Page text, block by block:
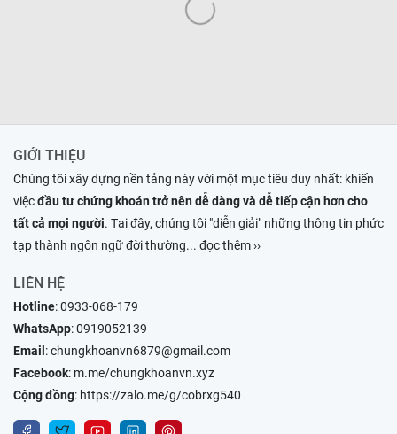
GIỚI THIỆU
Chúng tôi xây dựng nền tảng này với một mục tiêu duy nhất: khiến
việcđầu tư chứng khoán trở nên dễ dàng và dễ tiếp cận hơn cho
tất cả mọi người. Tại đây, chúng tôi "diễn giải" những thông tin phức
tạp thành ngôn ngữ đời thường... đọc thêm ››
LIÊN HỆ
Hotline:0933-068-179
WhatsApp:0919052139
Email :chungkhoanvn6879@gmail.com
Facebook: m.me/chungkhoanvn.xyz
Cộng đồng: https://zalo.me/g/cobrxg540